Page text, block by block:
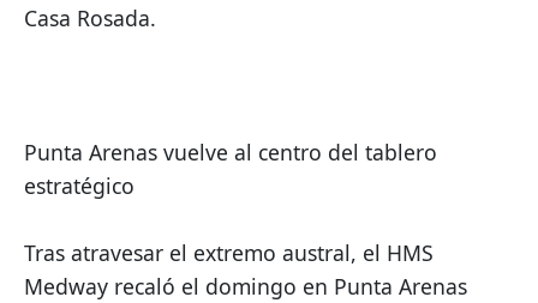
Casa Rosada.
Punta Arenas vuelve al centro del tablero
estratégico
Tras atravesar el extremo austral, el HMS
Medway recaló el domingo en Punta Arenas